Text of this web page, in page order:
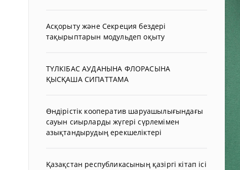
Асқорыту және Секреция бездері
тақырыптарын модульдеп оқыту
ТҮЛКІБАС АУДАНЫНА ФЛОРАСЫНА
ҚЫСҚАША СИПАТТАМА
Өндірістік кооператив шаруашылығындағы
сауын сиырларды жүгері сүрлемімен
азықтандырудың ерекшеліктері
Қазақстан республикасының қазіргі кітап ісі